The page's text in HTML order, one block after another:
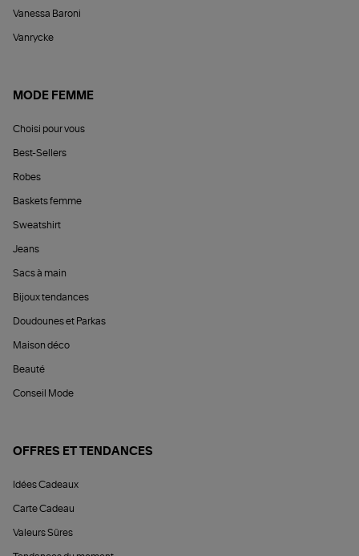
Vanessa Baroni
Vanrycke
MODE FEMME
Choisi pour vous
Best-Sellers
Robes
Baskets femme
Sweatshirt
Jeans
Sacs à main
Bijoux tendances
Doudounes et Parkas
Maison déco
Beauté
Conseil Mode
OFFRES ET TENDANCES
Idées Cadeaux
Carte Cadeau
Valeurs Sûres